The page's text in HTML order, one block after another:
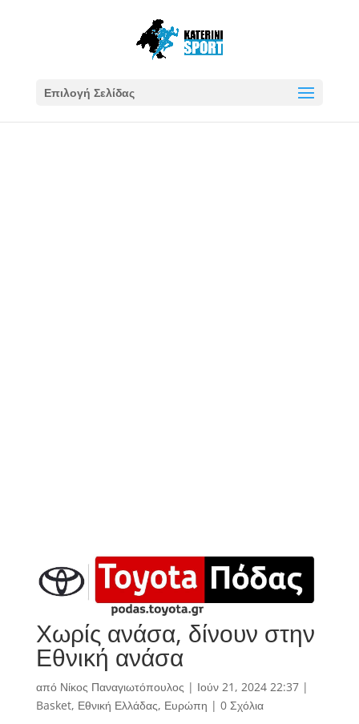
Επιλογή Σελίδας
Χωρίς ανάσα, δίνουν στην
Εθνική ανάσα
από Νίκος Παναγιωτόπουλος | Ιούν 21, 2024 22:37|
Basket, Εθνική Ελλάδας, Ευρώπη | 0 Σχόλια